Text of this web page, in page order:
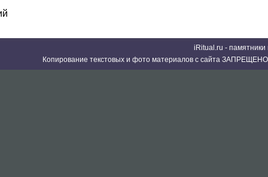
iRitual.ru -
Копирование текстовых и фото материалов с сайта